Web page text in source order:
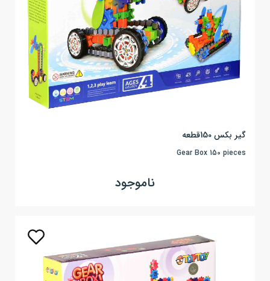
گیر بکس 150قطعه
Gear Box 150 pieces
ناموجود